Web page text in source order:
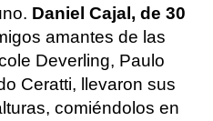
Daniel Cajal, de 30
amantes de las
Deverling, Paulo
Ceratti, llevaron sus
comiéndolos en